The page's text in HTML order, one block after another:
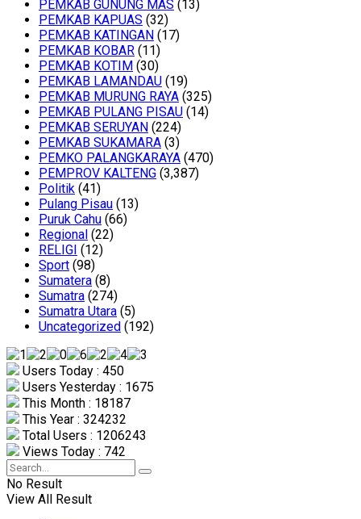
PEMKAB GUNUNG MAS (13)
PEMKAB KAPUAS (32)
PEMKAB KATINGAN (17)
PEMKAB KOBAR (11)
PEMKAB KOTIM (30)
PEMKAB LAMANDAU (19)
PEMKAB MURUNG RAYA (325)
PEMKAB PULANG PISAU (14)
PEMKAB SERUYAN (224)
PEMKAB SUKAMARA (3)
PEMKO PALANGKARAYA (470)
PEMPROV KALTENG (3,387)
Politik (41)
Pulang Pisau (13)
Puruk Cahu (66)
Regional (22)
RELIGI (12)
Sport (98)
Sumatera (8)
Sumatra (274)
Sumatra Utara (5)
Uncategorized (192)
Users Today : 450
Users Yesterday : 1675
This Month : 18187
This Year : 324232
Total Users : 1206243
Views Today : 742
No Result
View All Result